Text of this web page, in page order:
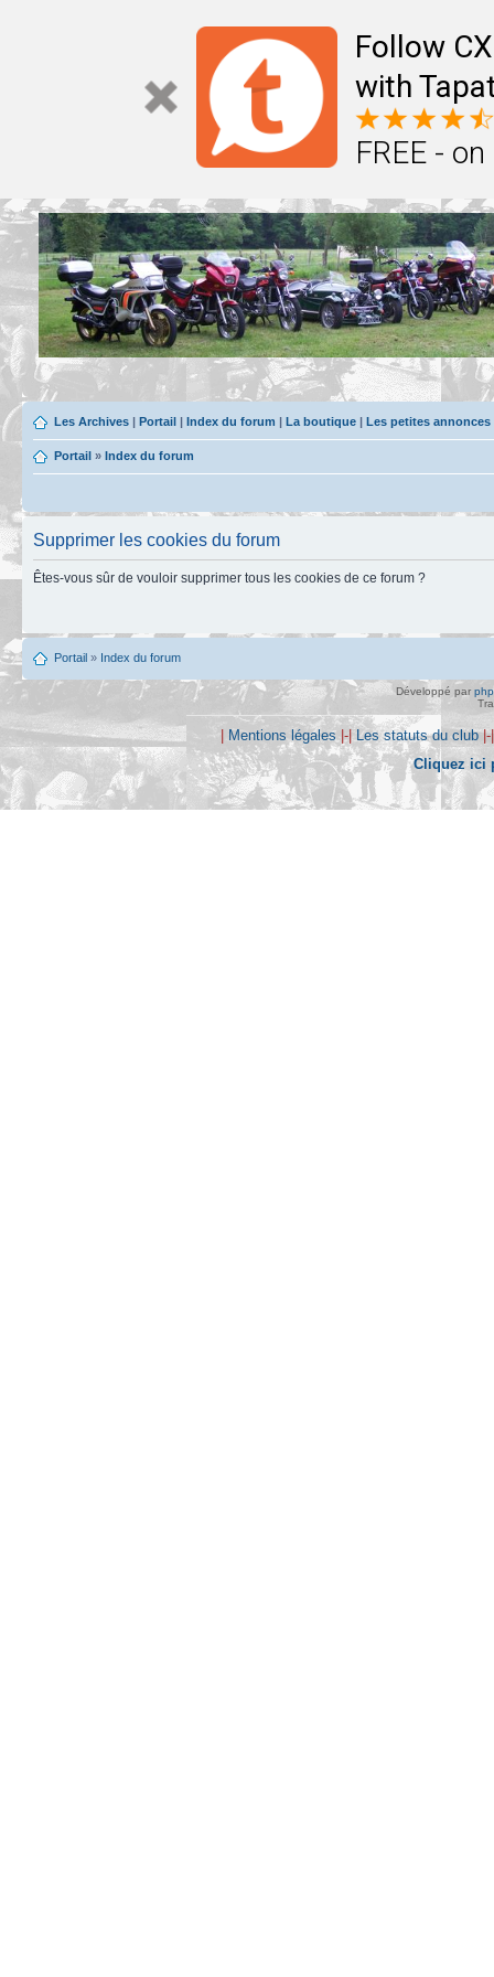
Follow
with
FREE -
Les Archives | Portail | Index du forum | La boutique | Les petites
Portail » Index du forum
Supprimer les cookies du forum
Êtes-vous sûr de vouloir supprimer tous les cookies de ce forum ?
Portail » Index du forum
Développé par
| Mentions légales |-|Les statuts du club
Cliquez ici